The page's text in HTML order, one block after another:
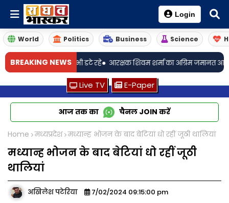
Login
World Politics Business Science
BREAKING NEWS
बारिश में भी डटे रहे• आरक्षक शिवम शर्मा का अग्रिम जमानत आवेदन खारिज•
Live TV E-Paper
आज तक का चैनल JOIN करें
Home मध्यप्रदेश मध्यान्ह भोजन के बाद बेटियां धो रहीं जूठी थालियां
मध्यान्ह भोजन के बाद बेटियां धो रहीं जूठी
थालियां
अखिलेश पटेरिया 7/02/2024 09:15:00 pm